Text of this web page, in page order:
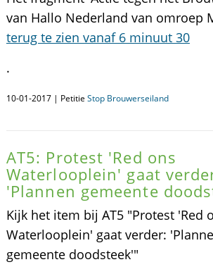
van Hallo Nederland van omroep
terug te zien vanaf 6 minuut 30
.
10-01-2017 | Petitie Stop Brouwerseiland
AT5: Protest 'Red ons
Waterlooplein' gaat
'Plannen gemeente
Kijk het item bij AT5 "Protest 'Red
Waterlooplein' gaat verder:
gemeente doodsteek'"